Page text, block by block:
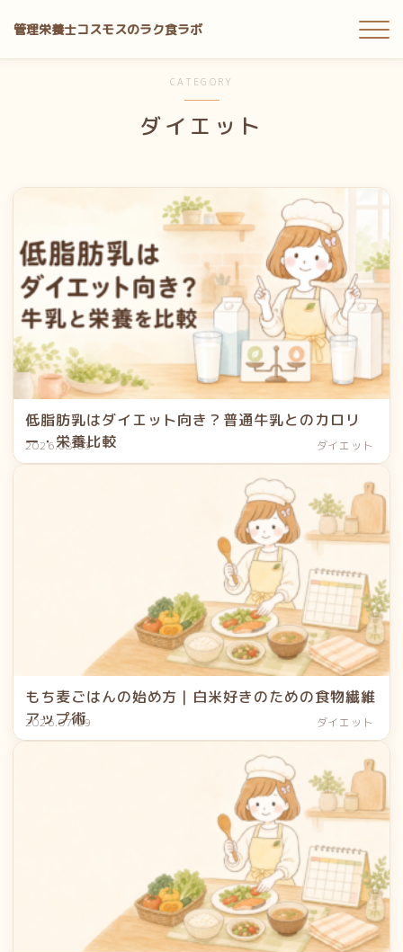
管理栄養士コスモスのラク食ラボ
MENU
目的別ガイド
料理アイテム
宅食レビュー
CATEGORY
ダイエット
低脂肪乳はダイエット向き？普通牛乳とのカロリ
ー・栄養比較
2026.08.03 ダイエット
もち麦ごはんの始め方｜白米好きのための食物繊維
アップ術
2026.07.29 ダイエット